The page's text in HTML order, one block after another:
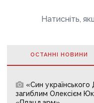
Натисніть,
ОСТАННІ НОВИНИ
«Син
загиблим Олексієм